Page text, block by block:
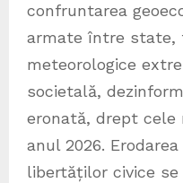
confruntarea
armate între state,
meteorologice
societală,
eronată, drept cele
anul 2026.
libertăților civice